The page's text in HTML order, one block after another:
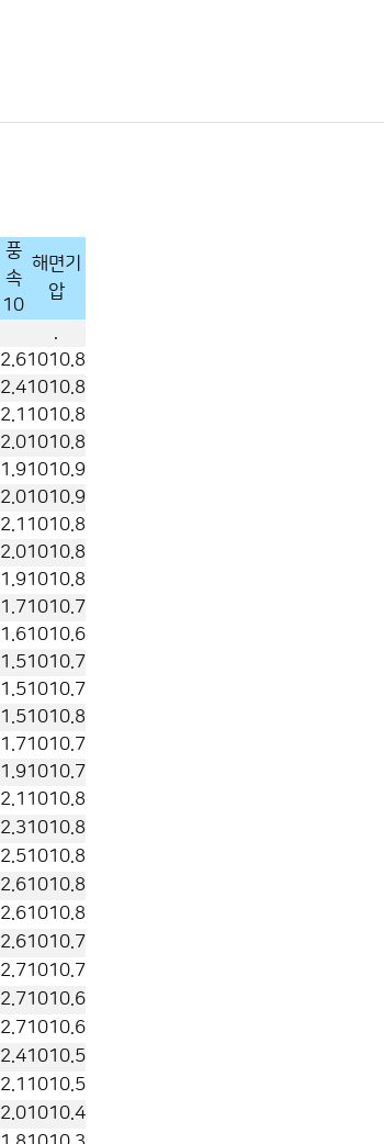
풍
속
10
해면기
압
.
2.61010.8
2.41010.8
2.1 1010.8
2.01010.8
1.91010.9
2.01010.9
2.1 1010.8
2.01010.8
1.91010.8
1.71010.7
1.61010.6
1.51010.7
1.51010.7
1.51010.8
1.71010.7
1.91010.7
2.1 1010.8
2.31010.8
2.51010.8
2.61010.8
2.61010.8
2.61010.7
2.71010.7
2.71010.6
2.71010.6
2.41010.5
2.1 1010.5
2.01010.4